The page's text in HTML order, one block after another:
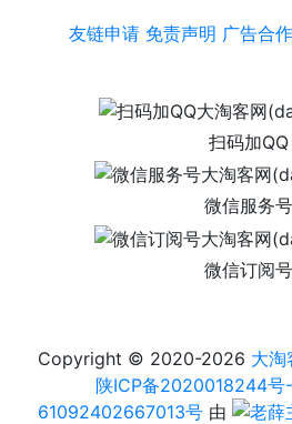
友链申请 免责声明 广告合作
扫码加QQ
微信服务号
微信订阅号
Copyright © 2020-2026 大
陕ICP备2020018244号
61092402667013号由